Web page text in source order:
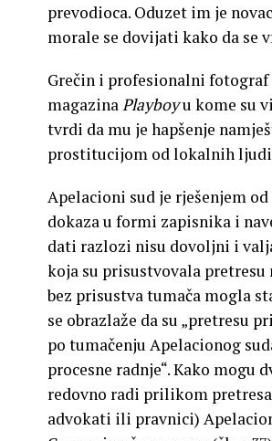
prevodioca. Oduzet im je
morale se dovijati kako da se
Grečin i profesionalni
magazinaPlayboyu kome su
tvrdi da mu je hapšenje
prostitucijom od lokalnih
Apelacioni sud je rješenjem
dokaza u formi zapisnika i
dati razlozi nisu dovoljni i
koja su prisustvovala
bez prisustva tumača mogla
se obrazlaže da su „pretresu
po tumačenju Apelacionog
procesne radnje“. Kako
redovno radi prilikom
advokati ili pravnici)